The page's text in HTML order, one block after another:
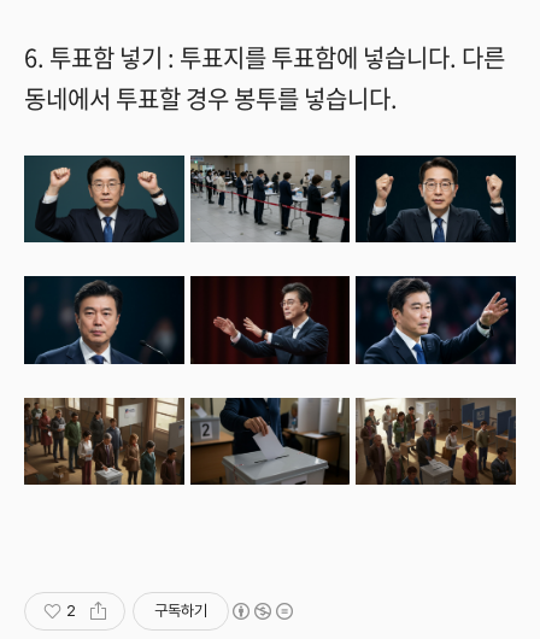
6. 투표함 넣기 : 투표지를 투표함에 넣습니다. 다른
동네에서 투표할 경우 봉투를 넣습니다.
2 구독하기